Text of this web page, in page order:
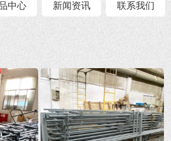
展开注意事项！
中心 新闻资讯 联系我们